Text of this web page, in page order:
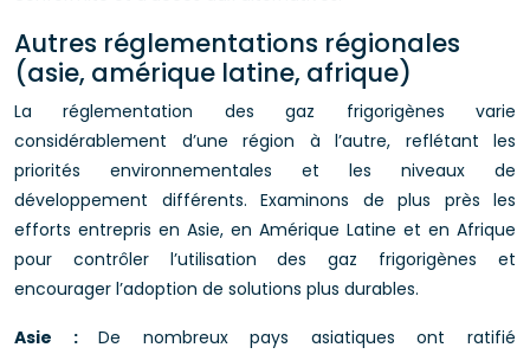
Autres réglementations régionales
(asie, amérique latine, afrique)
La réglementation des gaz frigorigènes varie
considérablement d’une région à l’autre, reflétant les
priorités environnementales et les niveaux de
développement différents. Examinons de plus près les
efforts entrepris en Asie, en Amérique Latine et en Afrique
pour contrôler l’utilisation des gaz frigorigènes et
encourager l’adoption de solutions plus durables.
Asie :De nombreux pays asiatiques ont ratifié